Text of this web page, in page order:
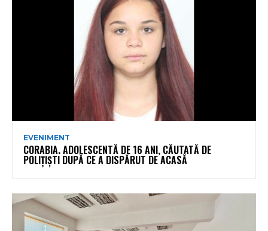
EVENIMENT
CORABIA. ADOLESCENTĂ DE 16 ANI, CĂUTATĂ DE
POLIȚIȘTI DUPĂ CE A DISPĂRUT DE ACASĂ